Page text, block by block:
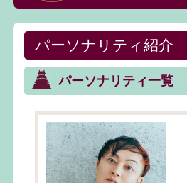
パーソナリティ紹介
パーソナリティ一覧